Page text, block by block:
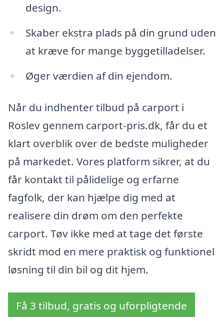
design.
Skaber ekstra plads på din grund uden
at kræve for mange byggetilladelser.
Øger værdien af din ejendom.
Når du indhenter tilbud på carport i
Roslev gennem carport-pris.dk, får du et
klart overblik over de bedste muligheder
på markedet. Vores platform sikrer, at du
får kontakt til pålidelige og erfarne
fagfolk, der kan hjælpe dig med at
realisere din drøm om den perfekte
carport. Tøv ikke med at tage det første
skridt mod en mere praktisk og funktionel
løsning til din bil og dit hjem.
Få 3 tilbud, gratis og uforpligtende